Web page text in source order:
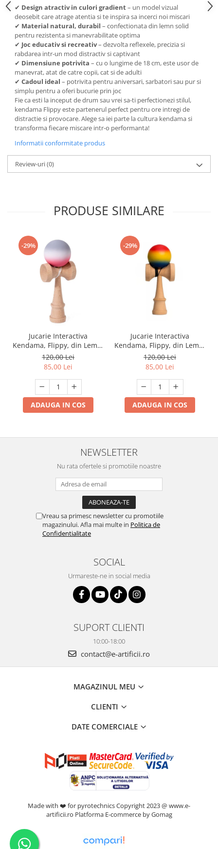
✔ Design atractiv in culori gradient– un model vizual
deosebit care atrage atentia si te inspira sa incerci noi miscari
✔ Material natural, durabil – confectionata din lemn solid
pentru rezistenta si manevrabilitate optima
✔ Joc educativ si recreativ– dezvolta reflexele, precizia si
rabdarea intr-un mod distractiv si captivant
✔ Dimensiune potrivita – cu o lungime de 18 cm, este usor de
manevrat, atat de catre copii, cat si de adulti
✔ Cadoul ideal – potrivita pentru aniversari, sarbatori sau pur si
simplu pentru a oferi bucurie prin joc
Fie ca esti la inceput de drum sau vrei sa-ti perfectionezi stilul,
kendama Flippy este partenerul perfect pentru ore intregi de
distractie si provocare. Alege sa iei parte la cultura kendama si
transforma fiecare miscare intr-o performanta!
Informatii conformitate produs
Review-uri(0)
PRODUSE SIMILARE
-29%
Jucarie Interactiva
Kendama, Flippy, din Lemn,
18 cm, Joc de Indemanare
pentru Copii si Adulti,
Model Gradient 9,
Rosu/Alb/Gri
120,00 Lei
85,00 Lei
ADAUGA IN COS
-29%
Jucarie Interactiva
Kendama, Flippy, din Lemn,
18 cm, Joc de Indemanare
pentru Copii si Adulti,
Model Gradient 8, Rosu/
Galben/ Albastru
120,00 Lei
85,00 Lei
ADAUGA IN COS
NEWSLETTER
Nu rata ofertele si promotiile noastre
Vreau sa primesc newsletter cu promotiile
magazinului. Afla mai multe in Politica de
Confidentialitate
SOCIAL
Urmareste-ne in social media
SUPORT CLIENTI
10:00-18:00
contact@e-artificii.ro
MAGAZINUL MEU
CLIENTI
DATE COMERCIALE
Made with ❤️ for pyrotechnics Copyright 2023 @ www.e-
artificii.ro Platforma E-commerce by Gomag